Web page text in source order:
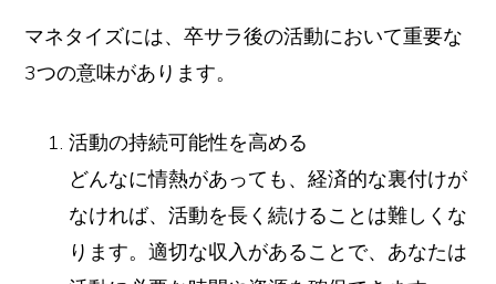
マネタイズには、卒サラ後の活動において重要な
3つの意味があります。
活動の持続可能性を高める
どんなに情熱があっても、経済的な裏付けが
なければ、活動を長く続けることは難しくな
ります。適切な収入があることで、あなたは